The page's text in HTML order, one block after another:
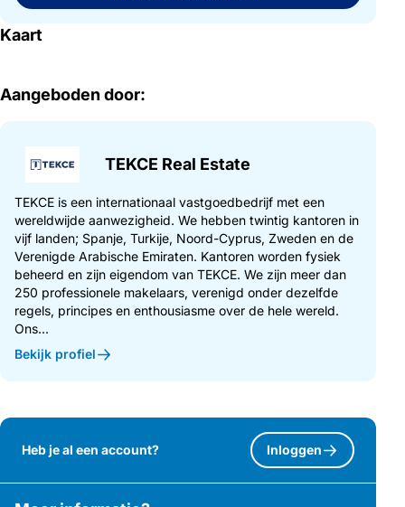
Kaart
Aangeboden door:
TEKCE Real Estate
TEKCE is een internationaal vastgoedbedrijf met een
wereldwijde aanwezigheid. We hebben twintig kantoren in
vijf landen; Spanje, Turkije, Noord-Cyprus, Zweden en de
Verenigde Arabische Emiraten. Kantoren worden fysiek
beheerd en zijn eigendom van TEKCE. We zijn meer dan
250 professionele makelaars, verenigd onder dezelfde
regels, principes en enthousiasme over de hele wereld.
Ons...
Bekijk profiel
Heb je al een account? Inloggen